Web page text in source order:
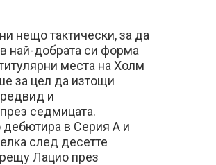
нещо тактически, за да
най-добрата си форма
места на Холм
за цел да изтощи
и
седмицата.
дебютира в Серия А и
след десетте
Лацио през